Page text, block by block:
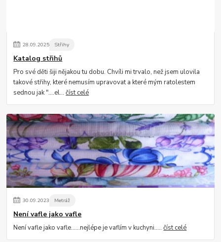
28.09.2025 Střihy
Katalog střihů
Pro své děti šiji nějakou tu dobu. Chvíli mi trvalo, než jsem ulovila
takové střihy, které nemusím upravovat a které mým ratolestem
sednou jak "....el...číst celé
30.09.2023 Metráž
Není vafle jako vafle
Není vafle jako vafle......nejlépe je vaflím v kuchyni.....číst celé